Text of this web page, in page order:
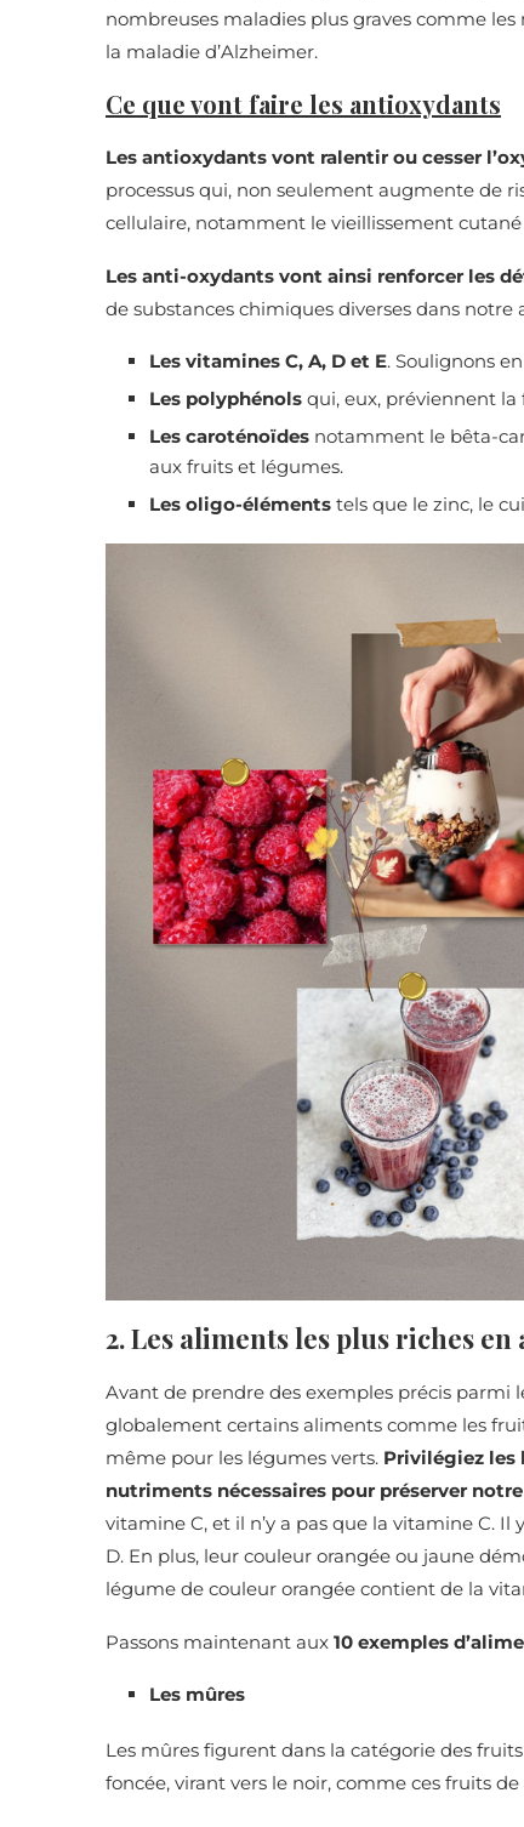
nombreuses maladies plus graves comme
la maladie d’Alzheimer.
Ce que vont faire les antioxydants
Les antioxydants vont ralentir ou cesser
processus qui, non seulement augmente de
cellulaire, notamment le vieillissement
Les anti-oxydants vont ainsi renforcer les
de substances chimiques diverses dans notre
Les vitamines C, A, D et E. Soulignons
Les polyphénols qui, eux, préviennent
Les caroténoïdes notamment le bêta-
aux fruits et légumes.
Les oligo-éléments tels que le zinc, le
2. Les aliments les plus riches
Avant de prendre des exemples précis parmi
globalement certains aliments comme les
même pour les légumes verts. Privilégiez les
nutriments nécessaires pour préserver
vitamine C, et il n’y a pas que la vitamine C.
D. En plus, leur couleur orangée ou jaune
légume de couleur orangée contient de la
Passons maintenant aux 10 exemples
Les mûres
Les mûres figurent dans la catégorie des
foncée, virant vers le noir, comme ces fruits